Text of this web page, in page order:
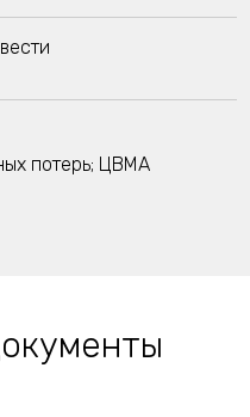
потерь; ЦВМА